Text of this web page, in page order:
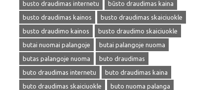
busto draudimas internetu
būsto draudimas kaina
busto draudimas kainos
busto draudimas skaiciuokle
busto draudimo kainos
busto draudimo skaiciuokle
butai nuomai palangoje
butai palangoje nuoma
butas palangoje nuoma
buto draudimas
buto draudimas internetu
buto draudimas kaina
buto draudimas skaiciuokle
buto nuoma palanga